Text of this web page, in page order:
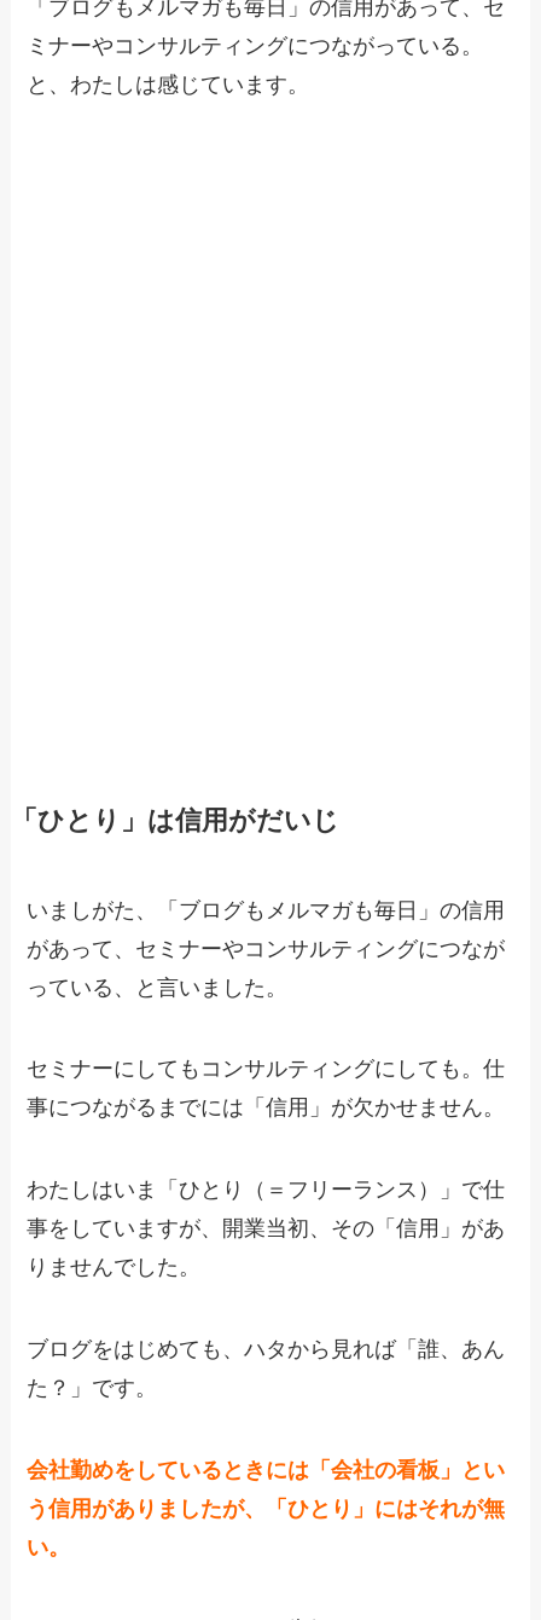
「ブログもメルマガも毎日」の信用があって、セ
ミナーやコンサルティングにつながっている。
と、わたしは感じています。
「ひとり」は信用がだいじ
いましがた、「ブログもメルマガも毎日」の信用
があって、セミナーやコンサルティングにつなが
っている、と言いました。
セミナーにしてもコンサルティングにしても。仕
事につながるまでには「信用」が欠かせません。
わたしはいま「ひとり（＝フリーランス）」で仕
事をしていますが、開業当初、その「信用」があ
りませんでした。
ブログをはじめても、ハタから見れば「誰、あん
た？」です。
会社勤めをしているときには「会社の看板」とい
う信用がありましたが、「ひとり」にはそれが無
い。